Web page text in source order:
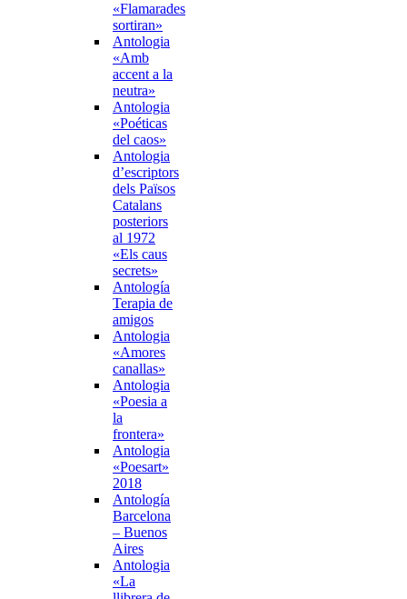
«Flamarades
sortiran»
Antologia
«Amb
accent a la
neutra»
Antologia
«Poéticas
del caos»
Antologia
d’escriptors
dels Països
Catalans
posteriors
al 1972
«Els caus
secrets»
Antología
Terapia de
amigos
Antologia
«Amores
canallas»
Antologia
«Poesia a
la
frontera»
Antologia
«Poesart»
2018
Antología
Barcelona
– Buenos
Aires
Antologia
«La